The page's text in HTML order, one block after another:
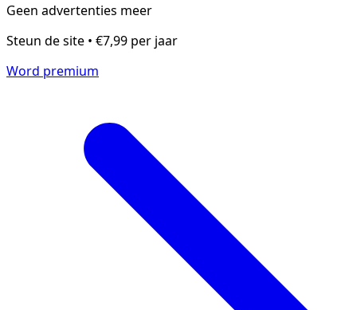
Geen advertenties meer
Steun de site • €7,99 per jaar
Word premium